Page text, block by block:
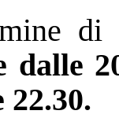
di
dalle
22.30.